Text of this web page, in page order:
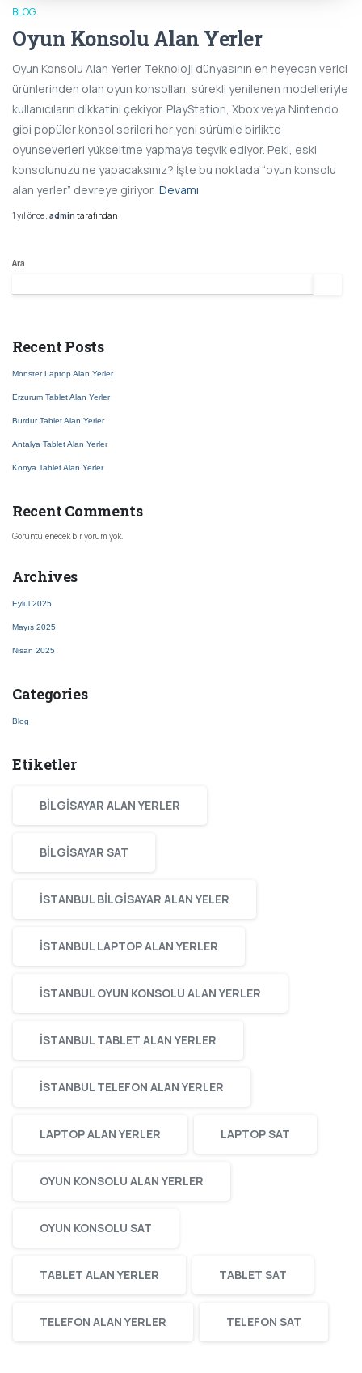
BLOG
Oyun Konsolu Alan Yerler
Oyun Konsolu Alan Yerler Teknoloji dünyasının en heyecan verici
ürünlerinden olan oyun konsolları, sürekli yenilenen modelleriyle
kullanıcıların dikkatini çekiyor. PlayStation, Xbox veya Nintendo
gibi popüler konsol serileri her yeni sürümle birlikte
oyunseverleri yükseltme yapmaya teşvik ediyor. Peki, eski
konsolunuzu ne yapacaksınız? İşte bu noktada “oyun konsolu
alan yerler” devreye giriyor. Devamı
1 yıl önce, admin tarafından
Ara
Recent Posts
Monster Laptop Alan Yerler
Erzurum Tablet Alan Yerler
Burdur Tablet Alan Yerler
Antalya Tablet Alan Yerler
Konya Tablet Alan Yerler
Recent Comments
Görüntülenecek bir yorum yok.
Archives
Eylül 2025
Mayıs 2025
Nisan 2025
Categories
Blog
Etiketler
BILGISAYAR ALAN YERLER
BILGISAYAR SAT
ISTANBUL BILGISAYAR ALAN YELER
ISTANBUL LAPTOP ALAN YERLER
ISTANBUL OYUN KONSOLU ALAN YERLER
ISTANBUL TABLET ALAN YERLER
ISTANBUL TELEFON ALAN YERLER
LAPTOP ALAN YERLER LAPTOP SAT
OYUN KONSOLU ALAN YERLER
OYUN KONSOLU SAT
TABLET ALAN YERLER TABLET SAT
TELEFON ALAN YERLER TELEFON SAT